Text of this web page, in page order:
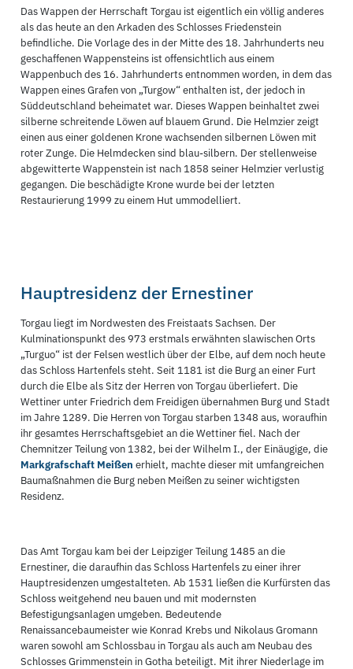
Das Wappen der Herrschaft Torgau ist eigentlich ein völlig anderes
als das heute an den Arkaden des Schlosses Friedenstein
befindliche. Die Vorlage des in der Mitte des 18. Jahrhunderts neu
geschaffenen Wappensteins ist offensichtlich aus einem
Wappenbuch des 16. Jahrhunderts entnommen worden, in dem das
Wappen eines Grafen von „Turgow“ enthalten ist, der jedoch in
Süddeutschland beheimatet war. Dieses Wappen beinhaltet zwei
silberne schreitende Löwen auf blauem Grund. Die Helmzier zeigt
einen aus einer goldenen Krone wachsenden silbernen Löwen mit
roter Zunge. Die Helmdecken sind blau-silbern. Der stellenweise
abgewitterte Wappenstein ist nach 1858 seiner Helmzier verlustig
gegangen. Die beschädigte Krone wurde bei der letzten
Restaurierung 1999 zu einem Hut ummodelliert.
Hauptresidenz der Ernestiner
Torgau liegt im Nordwesten des Freistaats Sachsen. Der
Kulminationspunkt des 973 erstmals erwähnten slawischen Orts
„Turguo“ ist der Felsen westlich über der Elbe, auf dem noch heute
das Schloss Hartenfels steht. Seit 1181 ist die Burg an einer Furt
durch die Elbe als Sitz der Herren von Torgau überliefert. Die
Wettiner unter Friedrich dem Freidigen übernahmen Burg und Stadt
im Jahre 1289. Die Herren von Torgau starben 1348 aus, woraufhin
ihr gesamtes Herrschaftsgebiet an die Wettiner fiel. Nach der
Chemnitzer Teilung von 1382, bei der Wilhelm I., der Einäugige, die
Markgrafschaft Meißen erhielt, machte dieser mit umfangreichen
Baumaßnahmen die Burg neben Meißen zu seiner wichtigsten
Residenz.
Das Amt Torgau kam bei der Leipziger Teilung 1485 an die
Ernestiner, die daraufhin das Schloss Hartenfels zu einer ihrer
Hauptresidenzen umgestalteten. Ab 1531 ließen die Kurfürsten das
Schloss weitgehend neu bauen und mit modernsten
Befestigungsanlagen umgeben. Bedeutende
Renaissancebaumeister wie Konrad Krebs und Nikolaus Gromann
waren sowohl am Schlossbau in Torgau als auch am Neubau des
Schlosses Grimmenstein in Gotha beteiligt. Mit ihrer Niederlage im